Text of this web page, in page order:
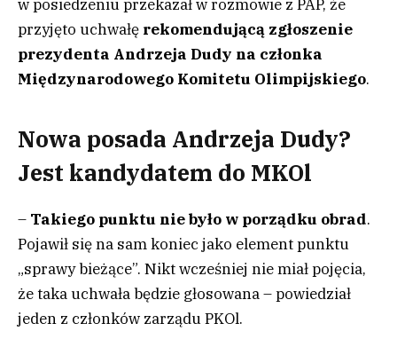
w posiedzeniu przekazał w rozmowie z PAP, że
przyjęto uchwałę rekomendującą zgłoszenie
prezydenta Andrzeja Dudy na członka
Międzynarodowego Komitetu Olimpijskiego.
Nowa posada Andrzeja Dudy?
Jest kandydatem do MKOl
– Takiego punktu nie było w porządku obrad.
Pojawił się na sam koniec jako element punktu
„sprawy bieżące”. Nikt wcześniej nie miał pojęcia,
że taka uchwała będzie głosowana – powiedział
jeden z członków zarządu PKOl.